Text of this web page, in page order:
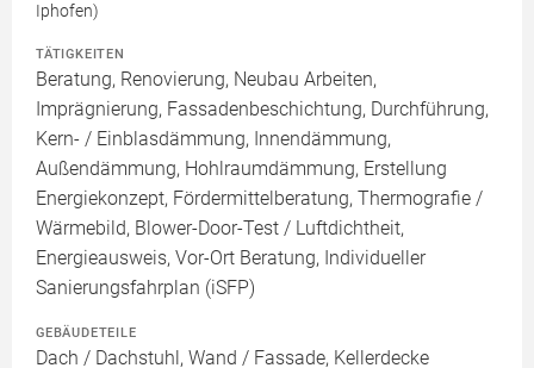
Iphofen)
TÄTIGKEITEN
Beratung, Renovierung, Neubau Arbeiten,
Imprägnierung, Fassadenbeschichtung, Durchführung,
Kern- / Einblasdämmung, Innendämmung,
Außendämmung, Hohlraumdämmung, Erstellung
Energiekonzept, Fördermittelberatung, Thermografie /
Wärmebild, Blower-Door-Test / Luftdichtheit,
Energieausweis, Vor-Ort Beratung, Individueller
Sanierungsfahrplan (iSFP)
GEBÄUDETEILE
Dach / Dachstuhl, Wand / Fassade, Kellerdecke